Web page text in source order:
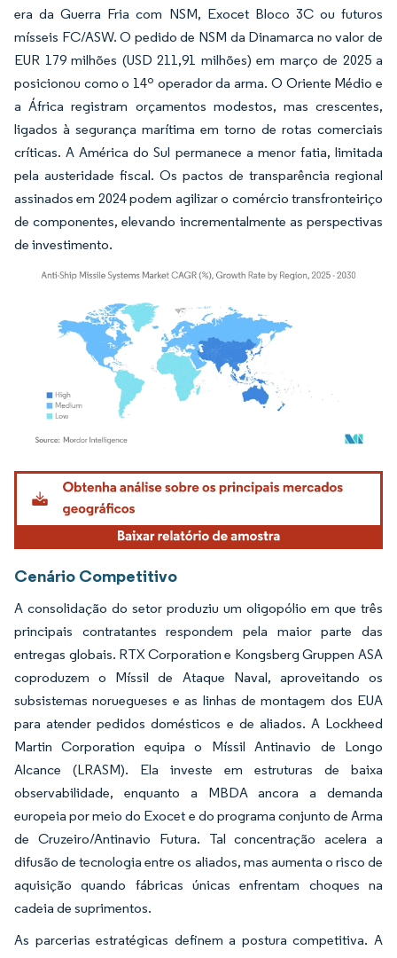
era da Guerra Fria com NSM, Exocet Bloco 3C ou futuros
mísseis FC/ASW. O pedido de NSM da Dinamarca no valor de
EUR 179 milhões (USD 211,91 milhões) em março de 2025 a
posicionou como o 14º operador da arma. O Oriente Médio e
a África registram orçamentos modestos, mas crescentes,
ligados à segurança marítima em torno de rotas comerciais
críticas. A América do Sul permanece a menor fatia, limitada
pela austeridade fiscal. Os pactos de transparência regional
assinados em 2024 podem agilizar o comércio transfronteiriço
de componentes, elevando incrementalmente as perspectivas
de investimento.
Imagem © Mordor Intelligence. O reuso requer atribuição conforme CC BY 4.0.
Cenário Competitivo
A consolidação do setor produziu um oligopólio em que três
principais contratantes respondem pela maior parte das
entregas globais. RTX Corporation e Kongsberg Gruppen ASA
coproduzem o Míssil de Ataque Naval, aproveitando os
subsistemas noruegueses e as linhas de montagem dos EUA
para atender pedidos domésticos e de aliados. A Lockheed
Martin Corporation equipa o Míssil Antinavio de Longo
Alcance (LRASM). Ela investe em estruturas de baixa
observabilidade, enquanto a MBDA ancora a demanda
europeia por meio do Exocet e do programa conjunto de Arma
de Cruzeiro/Antinavio Futura. Tal concentração acelera a
difusão de tecnologia entre os aliados, mas aumenta o risco de
aquisição quando fábricas únicas enfrentam choques na
cadeia de suprimentos.
As parcerias estratégicas definem a postura competitiva. A